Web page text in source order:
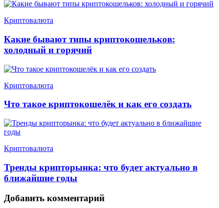
Криптовалюта
Какие бывают типы криптокошельков:
холодный и горячий
Криптовалюта
Что такое криптокошелёк и как его создать
Криптовалюта
Тренды крипторынка: что будет актуально в
ближайшие годы
Добавить комментарий